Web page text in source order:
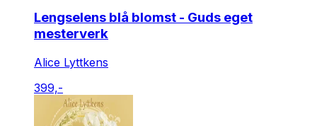
Lengselens blå blomst - Guds eget
mesterverk
Alice Lyttkens
399,-